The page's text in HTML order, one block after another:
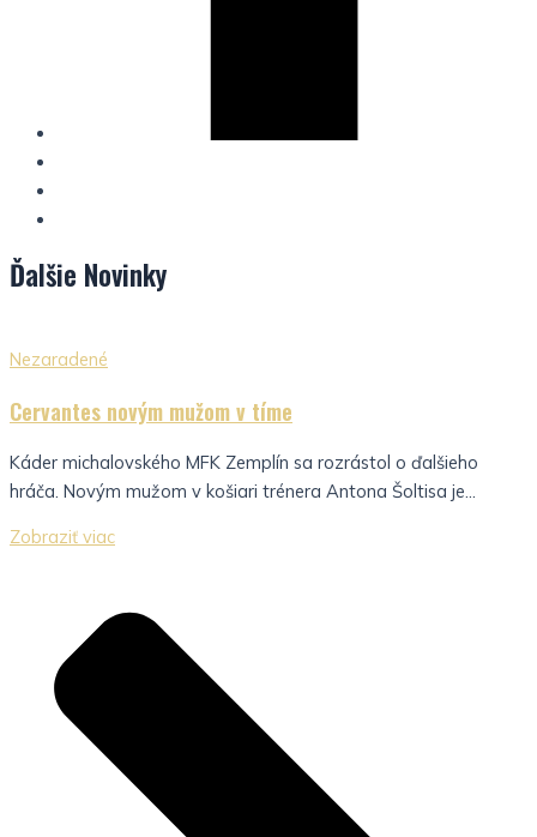
Ďalšie Novinky
Nezaradené
Cervantes novým mužom v tíme
Káder michalovského MFK Zemplín sa rozrástol o ďalšieho
hráča. Novým mužom v košiari trénera Antona Šoltisa je...
Zobraziť viac